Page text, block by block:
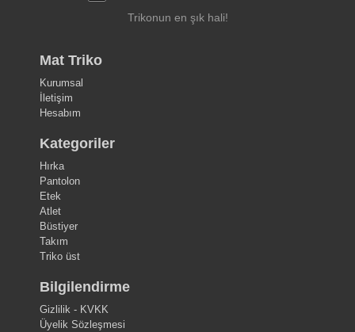
Trikonun en şık hali!
Mat Triko
Kurumsal
İletişim
Hesabım
Kategoriler
Hırka
Pantolon
Etek
Atlet
Büstiyer
Takım
Triko üst
Bilgilendirme
Gizlilik - KVKK
Üyelik Sözleşmesi